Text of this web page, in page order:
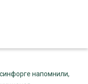
напомнили,